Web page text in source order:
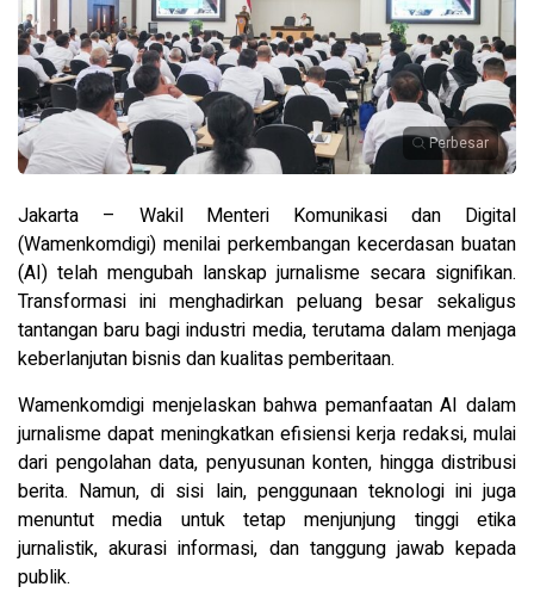
Perbesar
Jakarta – Wakil Menteri Komunikasi dan Digital
(Wamenkomdigi) menilai perkembangan kecerdasan buatan
(AI) telah mengubah lanskap jurnalisme secara signifikan.
Transformasi ini menghadirkan peluang besar sekaligus
tantangan baru bagi industri media, terutama dalam menjaga
keberlanjutan bisnis dan kualitas pemberitaan.
Wamenkomdigi menjelaskan bahwa pemanfaatan AI dalam
jurnalisme dapat meningkatkan efisiensi kerja redaksi, mulai
dari pengolahan data, penyusunan konten, hingga distribusi
berita. Namun, di sisi lain, penggunaan teknologi ini juga
menuntut media untuk tetap menjunjung tinggi etika
jurnalistik, akurasi informasi, dan tanggung jawab kepada
publik.